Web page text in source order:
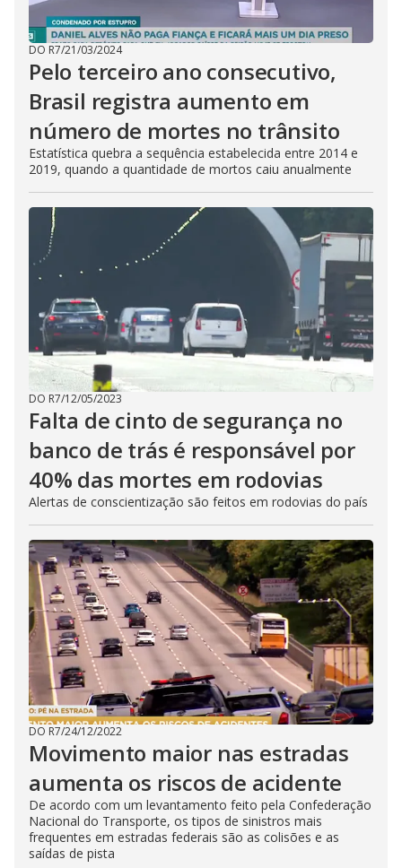
DO R7/21/03/2024
Pelo terceiro ano consecutivo,
Brasil registra aumento em
número de mortes no trânsito
Estatística quebra a sequência estabelecida entre 2014 e
2019, quando a quantidade de mortos caiu anualmente
DO R7/12/05/2023
Falta de cinto de segurança no
banco de trás é responsável por
40% das mortes em rodovias
Alertas de conscientização são feitos em rodovias do país
DO R7/24/12/2022
Movimento maior nas estradas
aumenta os riscos de acidente
De acordo com um levantamento feito pela Confederação
Nacional do Transporte, os tipos de sinistros mais
frequentes em estradas federais são as colisões e as
saídas de pista